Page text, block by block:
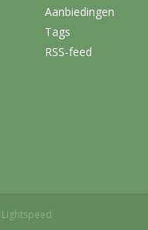
Aanbiedingen
Tags
RSS-feed
Lightspeed